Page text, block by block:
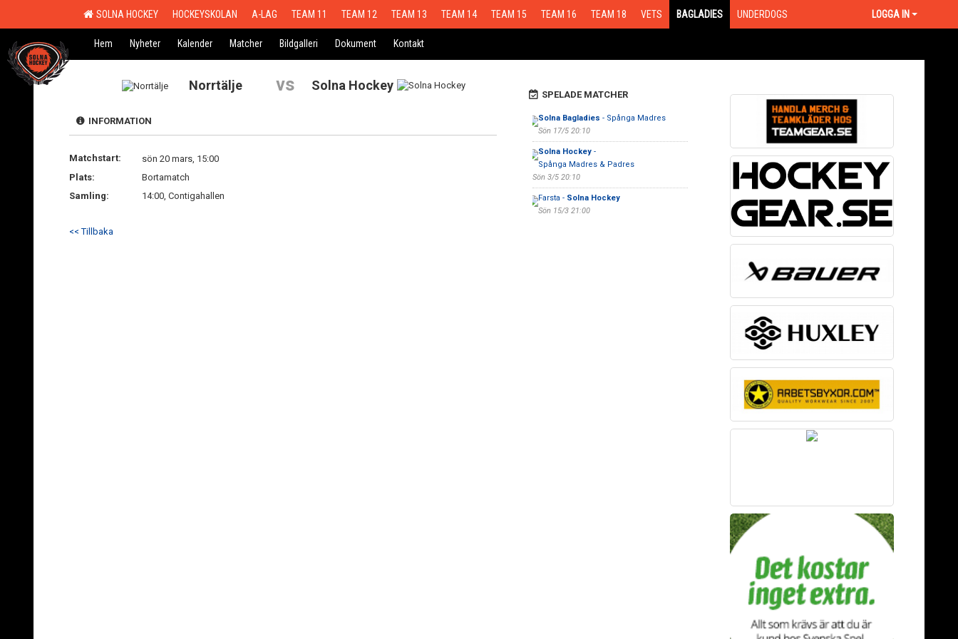
SOLNA HOCKEY HOCKEYSKOLAN A-LAG TEAM 11 TEAM 12 TEAM 13 TEAM 14 TEAM 15 TEAM 16 TEAM 18 VETS BAGLADIES UNDERDOGS LOGGA IN
Hem Nyheter Kalender Matcher Bildgalleri Dokument Kontakt
Norrtälje vs Solna Hockey
INFORMATION
Matchstart:
sön 20 mars, 15:00
Plats:
Bortamatch
Samling:
14:00, Contigahallen
<< Tillbaka
SPELADE MATCHER
Solna Bagladies - Spånga Madres
Sön 17/5 20:10
Solna Hockey-
Spånga Madres & Padres
Sön 3/5 20:10
Farsta - Solna Hockey
Sön 15/3 21:00